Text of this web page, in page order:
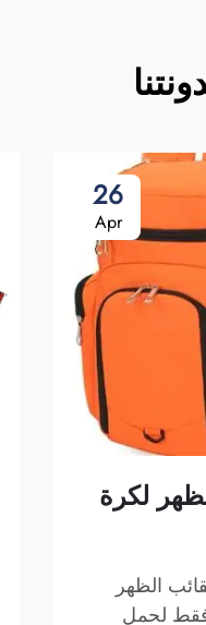
26
Apr
لكرة
الظهر
لحمل